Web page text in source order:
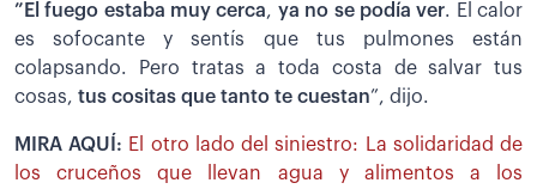
”El fuego estaba muy cerca, ya no se podía ver. El calor
es sofocante y sentís que tus pulmones están
colapsando. Pero tratas a toda costa de salvar tus
cosas, tus cositas que tanto te cuestan”, dijo.
MIRA AQUÍ: El otro lado del siniestro: La solidaridad de
los cruceños que llevan agua y alimentos a los